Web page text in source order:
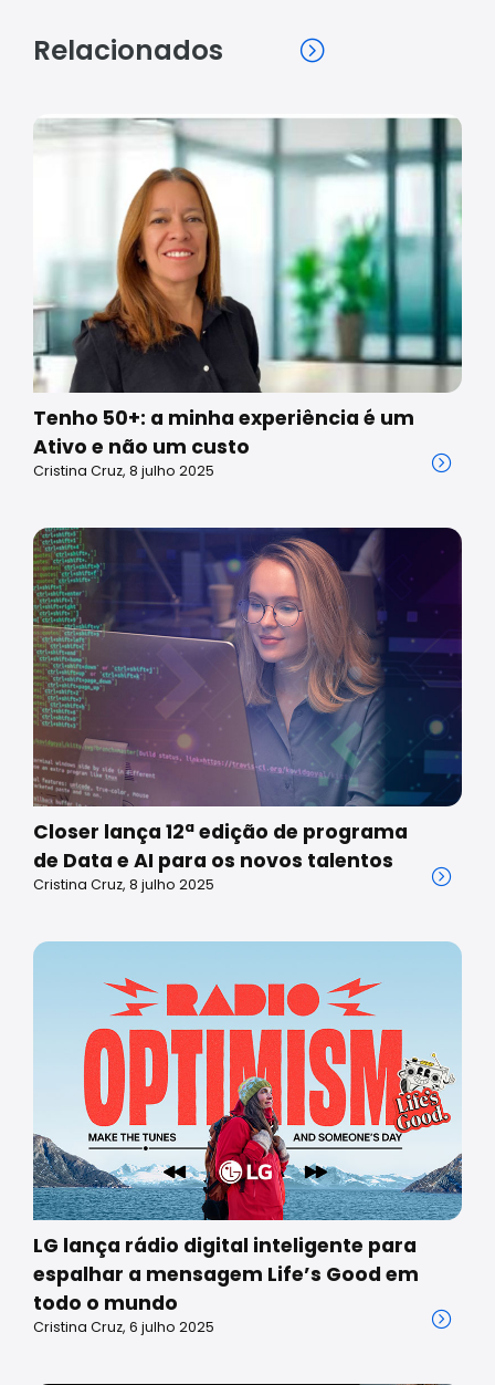
Relacionados
Tenho 50+: a minha experiência é um
Ativo e não um custo
Cristina Cruz, 8 julho 2025
Closer lança 12ª edição de programa
de Data e AI para os novos talentos
Cristina Cruz, 8 julho 2025
LG lança rádio digital inteligente para
espalhar a mensagem Life’s Good em
todo o mundo
Cristina Cruz, 6 julho 2025